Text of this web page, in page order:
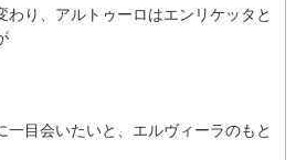
わり、アルトゥーロはエンリケッタと
一目会いたいと、エルヴィーラのもと